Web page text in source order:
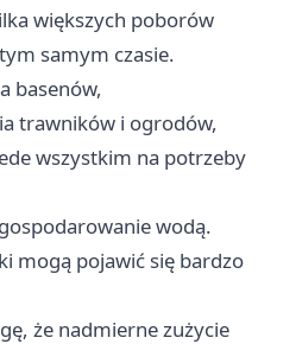
większych poborów
samym czasie.
basenów,
trawników i ogrodów,
wszystkim na potrzeby
wodą.
mogą pojawić się bardzo
że nadmierne zużycie